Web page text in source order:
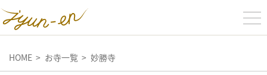
HOME お寺一覧 妙勝寺